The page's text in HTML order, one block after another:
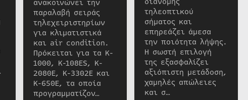
ανακοινώνει την
παραλαβή σειράς
τηλεχειριστηρίων
για κλιματιστικά
και air condition.
Πρόκειται για τα K-
1000, K-108ES, K-
2080E, K-3302E και
K-650E, τα οποία
προγραμματίζον…
τηλεοπτικού
σήματος και
επηρεάζει άμεσα
την ποιότητα λήψης.
Η σωστή επιλογή
της εξασφαλίζει
αξιόπιστη μετάδοση,
χαμηλές απώλειες
και σ…